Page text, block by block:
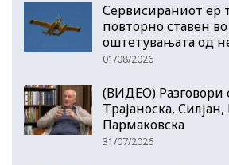
Сервисираниот ер
повторно ставен
оштетувањата од
01/08/2026
(ВИДЕО) Разговори
Трајаноска,
Пармаковска
31/07/2026